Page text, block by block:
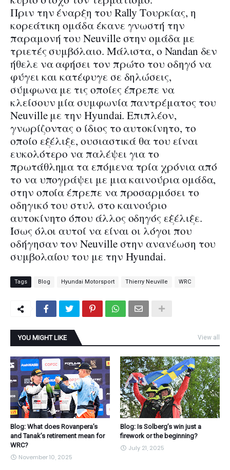
Πριν την έναρξη του Rally Τουρκίας, η
κορεάτικη ομάδα έκανε γνωστή την
παραμονή του Neuville στην ομάδα με
τριετές συμβόλαιο. Μάλιστα, ο Nandan δεν
ήθελε να αφήσει τον πρώτο του οδηγό να
φύγει και κατέφυγε σε δηλώσεις,
σύμφωνα με τις οποίες έπρεπε να
κλείσουν μία συμφωνία παντρέματος του
Neuville με την Hyundai. Επιπλέον,
γνωρίζοντας ο ίδιος το αυτοκίνητο, το
οποίο εξέλιξε, ουσιαστικά θα του είναι
ευκολότερο να παλέψει για το
πρωτάθλημα τα επόμενα τρία χρόνια από
το να υπογράψει με μια καινούρια ομάδα,
στην οποία έπρεπε να προσαρμόσει το
οδηγικό του στυλ στο καινούριο
αυτοκίνητο όπου άλλος οδηγός εξέλιξε.
Ίσως όλοι αυτοί να είναι οι λόγοι που
οδήγησαν τον Neuville στην ανανέωση του
συμβολαίου του με την Hyundai.
Tags Blog Hyundai Motorsport Thierry Neuville WRC
YOU MIGHT LIKE View all
Blog: What does Rovanpera’s
and Tanak’s retirement mean for
WRC?
November 10, 2025
Blog: Is Solberg’s win just a
firework or the beginning?
July 21, 2025